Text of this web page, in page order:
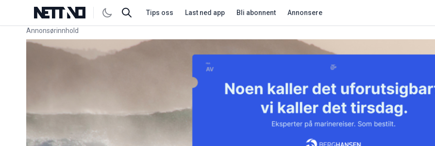
Tips oss Last ned app Bli abonnent Annonsere
Annonsørinnhold
Link for annonse